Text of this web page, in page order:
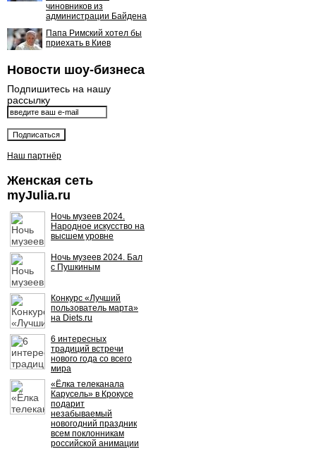
чиновников из
администрации Байдена
Папа Римский хотел бы
приехать в Киев
Новости шоу-бизнеса
Подпишитесь на нашу
рассылку
Наш партнёр
Женская сеть
myJulia.ru
Ночь музеев 2024.
Народное искусство на
высшем уровне
Ночь музеев 2024. Бал
с Пушкиным
Конкурс «Лучший
пользователь марта»
на Diets.ru
6 интересных
традиций встречи
нового года со всего
мира
«Ёлка телеканала
Карусель» в Крокусе
подарит
незабываемый
новогодний праздник
всем поклонникам
российской анимации